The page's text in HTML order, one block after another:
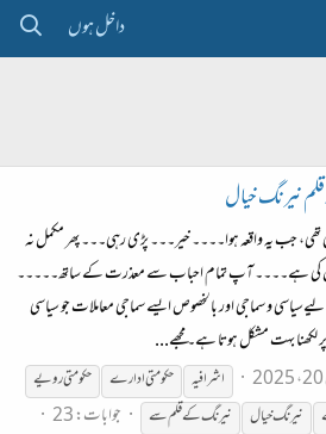
داخل ہوں
قلم نیرنگ خیال
تھی، جب یہ واقعہ ہوا۔۔۔۔ خیر۔۔۔ پڑی رہی۔۔۔ پھر مکمل نہ
ہے۔۔۔۔ آپ تمام احباب سے معذرت کے ساتھ۔۔۔۔۔
و سماجی اور بالخصوص ایسے سماجی معاملات جو سیاسی
بہت مشکل ہوتا ہے۔ مجھے...
اشرافیہ حکومتی ادارے
حکومتی رویے
نیرنگخیال نیرنگکےقلمسے
جوابات: 23